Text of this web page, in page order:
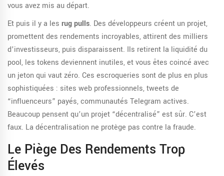
vous avez mis au départ.
Et puis il y a les rug pulls. Des développeurs créent un projet,
promettent des rendements incroyables, attirent des milliers
d’investisseurs, puis disparaissent. Ils retirent la liquidité du
pool, les tokens deviennent inutiles, et vous êtes coincé avec
un jeton qui vaut zéro. Ces escroqueries sont de plus en plus
sophistiquées : sites web professionnels, tweets de
“influenceurs” payés, communautés Telegram actives.
Beaucoup pensent qu’un projet “décentralisé” est sûr. C’est
faux. La décentralisation ne protège pas contre la fraude.
Le Piège Des Rendements Trop
Élevés